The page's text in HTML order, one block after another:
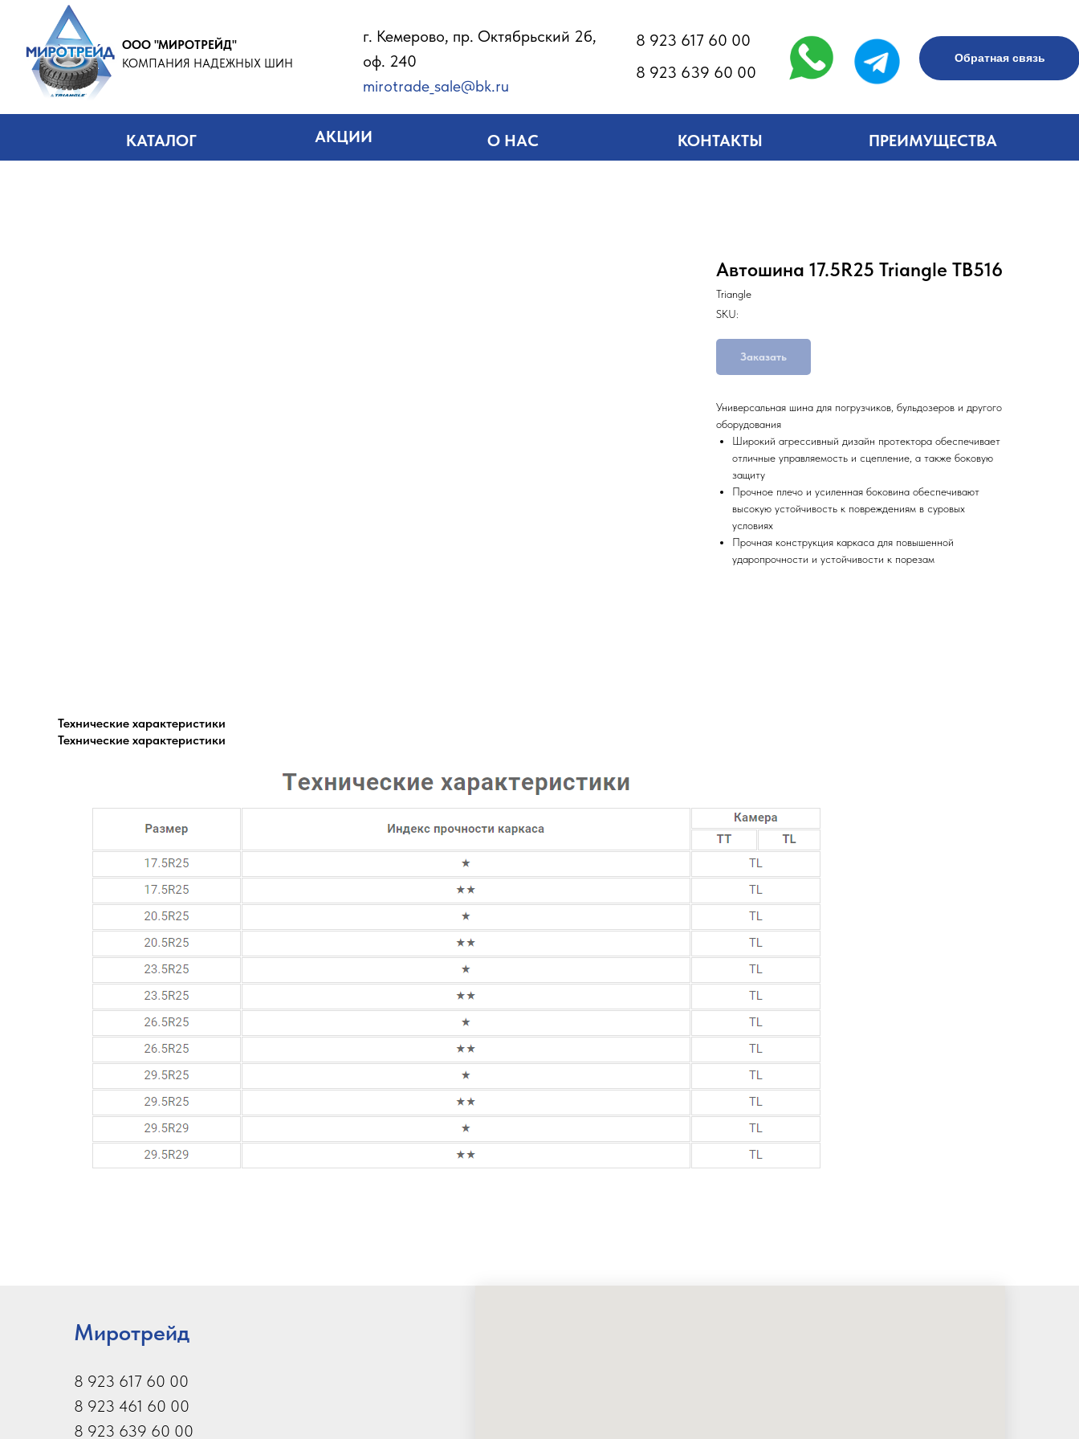
г. Кемерово, пр. Октябрьский 2б,
оф. 240
8 923 617 60 00
8 923 639 60 00
mirotrade_sale@bk.ru
Обратная связь
КАТАЛОГ АКЦИИ О НАС КОНТАКТЫ ПРЕИМУЩЕСТВА
ООО "МИРОТРЕЙД"
КОМПАНИЯ НАДЕЖНЫХ ШИН
Автошина 17.5R25 Triangle TB516
Triangle
SKU:
Заказать
Универсальная шина для погрузчиков, бульдозеров и другого
оборудования
Широкий агрессивный дизайн протектора обеспечивает
отличные управляемость и сцепление, а также боковую
защиту
Прочное плечо и усиленная боковина обеспечивают
высокую устойчивость к повреждениям в суровых
условиях
Прочная конструкция каркаса для повышенной
ударопрочности и устойчивости к порезам
Технические характеристики
Технические характеристики
Миротрейд
8 923 617 60 00
8 923 461 60 00
8 923 639 60 00